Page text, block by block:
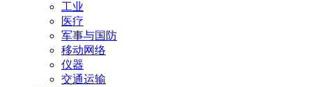
工业
医疗
军事与国防
移动网络
仪器
交通运输